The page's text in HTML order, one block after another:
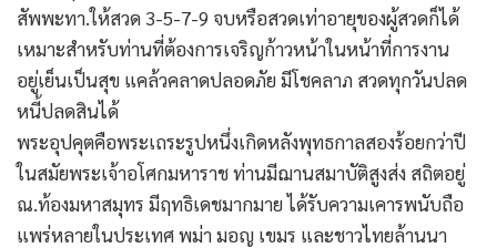
สัพพะทา.ให้สวด 3-5-7-9 จบหรือสวดเท่าอายุของผู้สวดก็ได้
เหมาะสำหรับท่านที่ต้องการเจริญก้าวหน้าในหน้าที่การงาน
อยู่เย็นเป็นสุข แคล้วคลาดปลอดภัย มีโชคลาภ สวดทุกวันปลด
หนี้ปลดสินได้
พระอุปคุตคือพระเถระรูปหนึ่งเกิดหลังพุทธกาลสองร้อยกว่าปี
ในสมัยพระเจ้าอโศกมหาราช ท่านมีฌานสมาบัติสูงส่ง สถิตอยู่
ณ.ท้องมหาสมุทร มีฤทธิเดชมากมาย ได้รับความเคารพนับถือ
แพร่หลายในประเทศ พม่า มอญ เขมร และชาวไทยล้านนา